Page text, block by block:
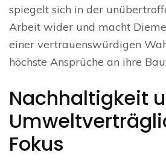
spiegelt sich in der
Arbeit wider und macht
einer vertrauenswürdigen
höchste Ansprüche an ihre
Nachhaltigkeit
Fokus